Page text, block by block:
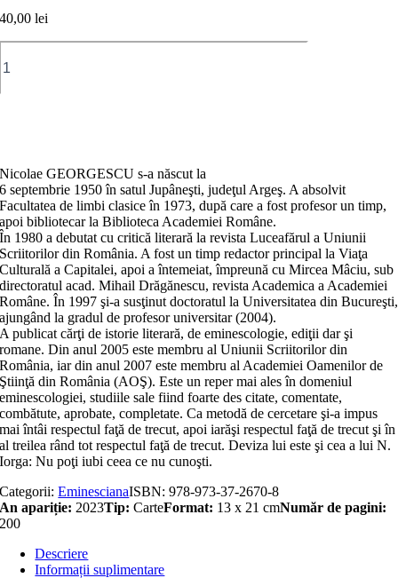
40,00lei
Nicolae GEORGESCU s-a născut la
6 septembrie 1950 în satul Jupâneşti, judeţul Argeş. A absolvit
Facultatea de limbi clasice în 1973, după care a fost profesor un timp,
apoi bibliotecar la Biblioteca Academiei Române.
În 1980 a debutat cu critică literară la revista Luceafărul a Uniunii
Scriitorilor din România. A fost un timp redactor principal la Viaţa
Culturală a Capitalei, apoi a întemeiat, împreună cu Mircea Mâciu, sub
directoratul acad. Mihail Drăgănescu, revista Academica a Academiei
Române. În 1997 şi-a susţinut doctoratul la Universitatea din Bucureşti,
ajungând la gradul de profesor universitar (2004).
A publicat cărţi de istorie literară, de eminescologie, ediţii dar şi
romane. Din anul 2005 este membru al Uniunii Scriitorilor din
România, iar din anul 2007 este membru al Academiei Oamenilor de
Ştiinţă din România (AOŞ). Este un reper mai ales în domeniul
eminescologiei, studiile sale fiind foarte des citate, comentate,
combătute, aprobate, completate. Ca metodă de cercetare şi-a impus
mai întâi respectul faţă de trecut, apoi iarăşi respectul faţă de trecut şi în
al treilea rând tot respectul faţă de trecut. Deviza lui este şi cea a lui N.
Iorga: Nu poţi iubi ceea ce nu cunoşti.
Categorii:EminescianaISBN:978-973-37-2670-8
An apariție: 2023Tip: CarteFormat: 13 x 21 cmNumăr de pagini:
200
Descriere
Informații suplimentare